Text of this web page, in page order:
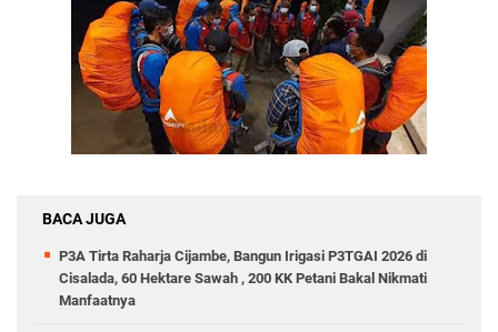
BACA JUGA
P3A Tirta Raharja Cijambe, Bangun Irigasi P3TGAI 2026 di
Cisalada, 60 Hektare Sawah , 200 KK Petani Bakal Nikmati
Manfaatnya